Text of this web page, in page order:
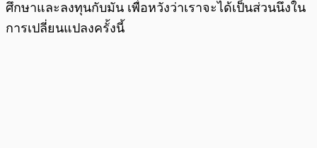
ศึกษาและลงทุนกับมัน เพื่อหวังว่าเราจะได้เป็นส่วนนึงใน
การเปลี่ยนแปลงครั้งนี้